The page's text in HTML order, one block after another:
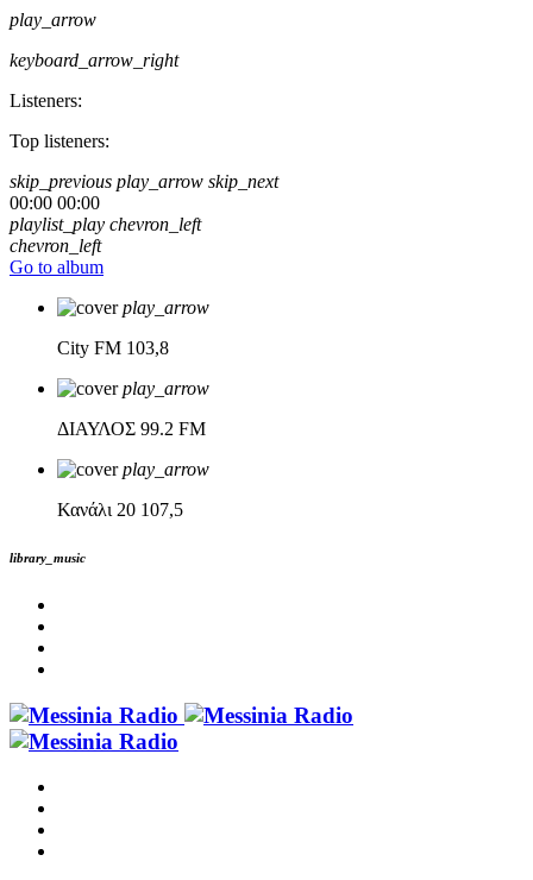
play_arrow
keyboard_arrow_right
Listeners:
Top listeners:
skip_previous play_arrow skip_next
00:00 00:00
playlist_play chevron_left
chevron_left
Go to album
play_arrow
City FM 103,8
play_arrow
ΔΙΑΥΛΟΣ 99.2 FM
play_arrow
Κανάλι 20 107,5
library_music